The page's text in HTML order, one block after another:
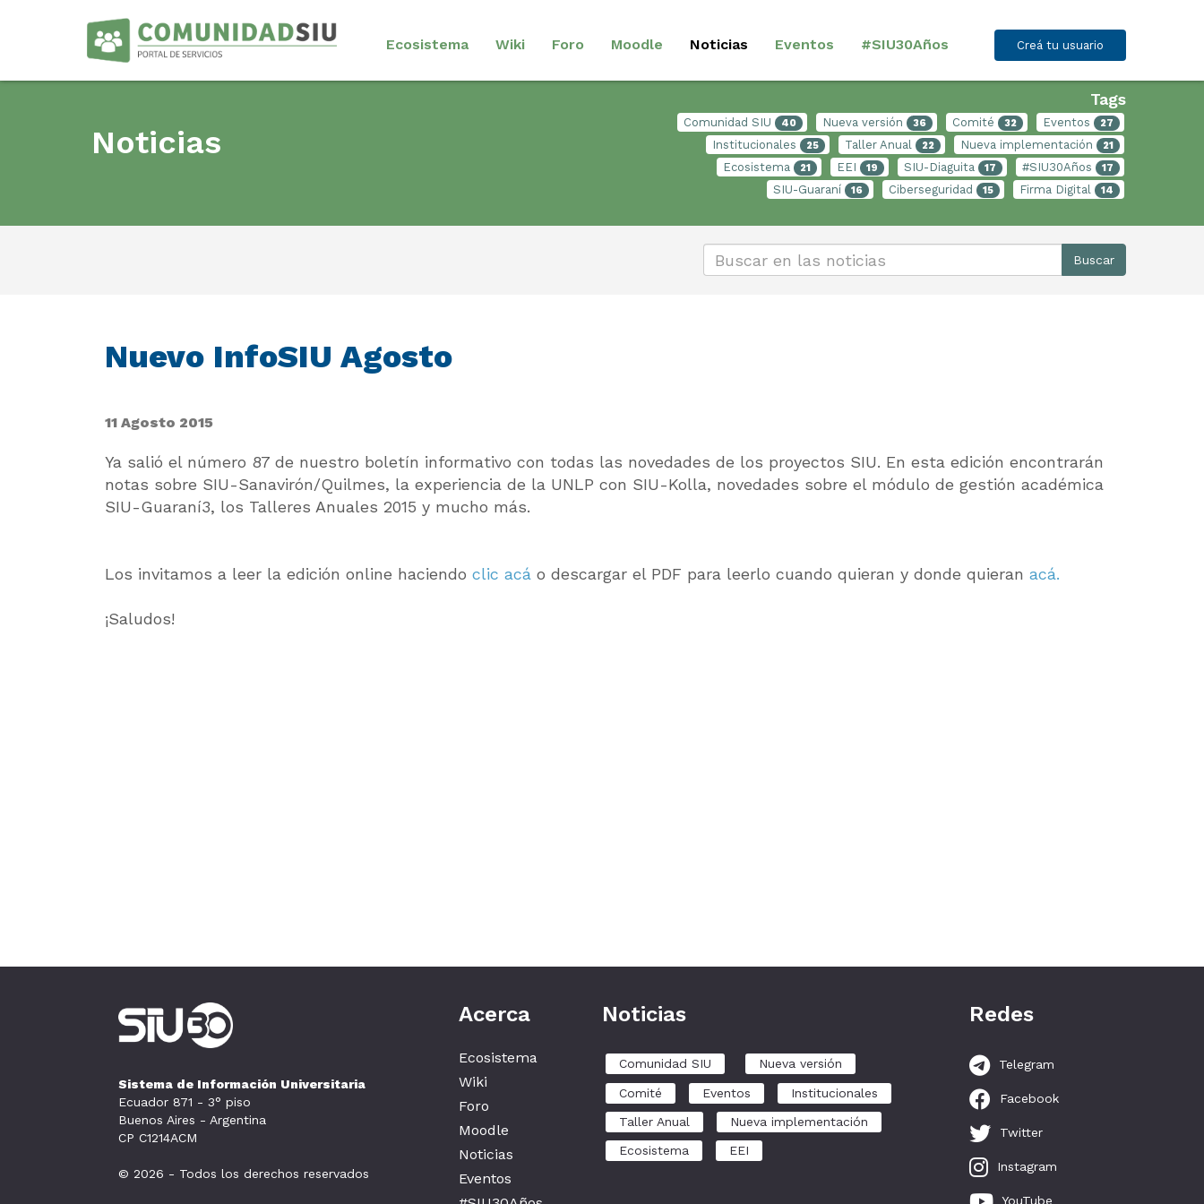
Ecosistema Wiki Foro Moodle Noticias Eventos #SIU30Años Creá tu usuario
Noticias
Tags
Comunidad SIU 40 Nueva versión 36 Comité 32 Eventos 27
Institucionales 25 Taller Anual 22 Nueva implementación 21
Ecosistema 21 EEI 19 SIU-Diaguita 17 #SIU30Años 17
SIU-Guaraní 16 Ciberseguridad 15 Firma Digital 14
Buscar
Nuevo InfoSIU Agosto
11 Agosto 2015
Ya salió el número 87 de nuestro boletín informativo con todas las novedades de los proyectos SIU. En esta edición encontrarán
notas sobre SIU-Sanavirón/Quilmes, la experiencia de la UNLP con SIU-Kolla, novedades sobre el módulo de gestión académica
SIU-Guaraní3, los Talleres Anuales 2015 y mucho más.
Los invitamos a leer la edición online haciendo clic acá o descargar el PDF para leerlo cuando quieran y donde quieran acá.
¡Saludos!
Sistema de Información Universitaria
Ecuador 871 - 3° piso
Buenos Aires - Argentina
CP C1214ACM
© 2026 - Todos los derechos reservados
Acerca
Ecosistema
Wiki
Foro
Moodle
Noticias
Eventos
Noticias
Comunidad SIU Nueva versión
Comité Eventos
Institucionales
Taller Anual
Nueva implementación
Ecosistema
EEI
Redes
Telegram
Facebook
Twitter
Instagram
YouTube